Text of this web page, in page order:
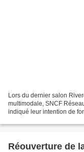
Lors du dernier salon
multimodale, SNCF
indiqué leur intention de
Réouverture de